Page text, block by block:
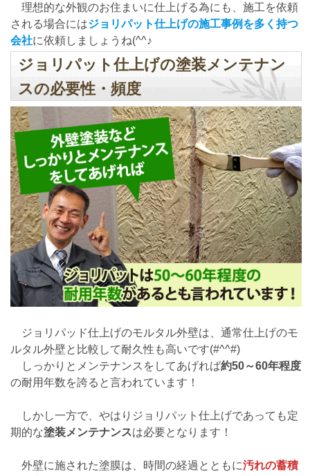
理想的な外観のお住まいに仕上げる為にも、施工を依頼
される場合にはジョリパット仕上げの施工事例を多く持つ
会社に依頼しましょうね(^^♪
ジョリパット仕上げの塗装メンテナン
スの必要性・頻度
ジョリパッド仕上げのモルタル外壁は、通常仕上げのモ
ルタル外壁と比較して耐久性も高いです(#^^#)
しっかりとメンテナンスをしてあげれば約50～60年程度
の耐用年数を誇ると言われています！
しかし一方で、やはりジョリパット仕上げであっても定
期的な塗装メンテナンスは必要となります！
外壁に施された塗膜は、時間の経過とともに汚れの蓄積